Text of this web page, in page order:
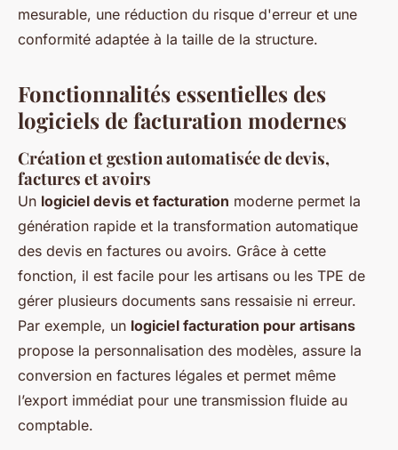
mesurable, une réduction du risque d'erreur et une
conformité adaptée à la taille de la structure.
Fonctionnalités essentielles des
logiciels de facturation modernes
Création et gestion automatisée de devis,
factures et avoirs
Un logiciel devis et facturation moderne permet la
génération rapide et la transformation automatique
des devis en factures ou avoirs. Grâce à cette
fonction, il est facile pour les artisans ou les TPE de
gérer plusieurs documents sans ressaisie ni erreur.
Par exemple, un logiciel facturation pour artisans
propose la personnalisation des modèles, assure la
conversion en factures légales et permet même
l’export immédiat pour une transmission fluide au
comptable.